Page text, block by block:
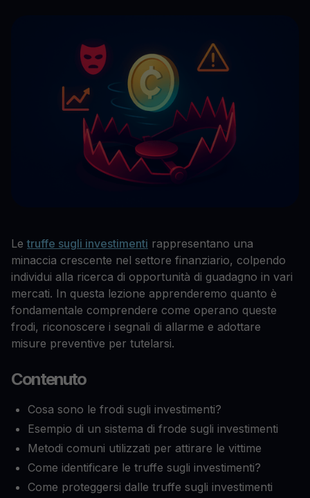
Letruffe sugli investimenti rappresentano una
minaccia crescente nel settore finanziario, colpendo
individui alla ricerca di opportunità di guadagno in vari
mercati. In questa lezione apprenderemo quanto è
fondamentale comprendere come operano queste
frodi, riconoscere i segnali di allarme e adottare
misure preventive per tutelarsi.
Contenuto
Cosa sono le frodi sugli investimenti?
Esempio di un sistema di frode sugli investimenti
Metodi comuni utilizzati per attirare le vittime
Come identificare le truffe sugli investimenti?
Come proteggersi dalle truffe sugli investimenti